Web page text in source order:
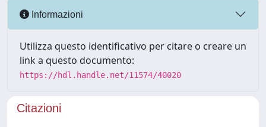
Informazioni
Utilizza questo identificativo per citare o creare un
link a questo documento:
https://hdl.handle.net/11574/40020
Citazioni